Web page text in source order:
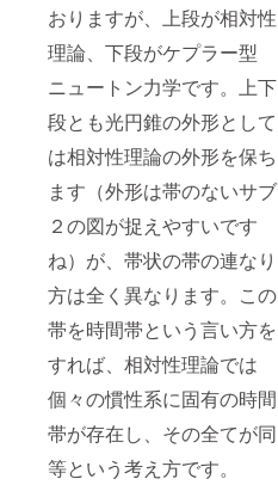
おりますが、上段が相対性
理論、下段がケプラー型
ニュートン力学です。上下
段とも光円錐の外形として
は相対性理論の外形を保ち
ます（外形は帯のないサブ
２の図が捉えやすいです
ね）が、帯状の帯の連なり
方は全く異なります。この
帯を時間帯という言い方を
すれば、相対性理論では
個々の慣性系に固有の時間
帯が存在し、その全てが同
等という考え方です。